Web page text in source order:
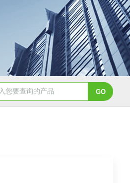
NHZ-06诺和振动排痰机厂家直销